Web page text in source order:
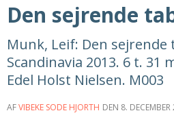
indhold
1.5:
Privatlivspolitik
Vedtægter
2.0:
Nyheder
3.0:
Kalender
4.0:
Kristeligt
Lydbibliotek
Den sejrende
Munk, Leif: Den sejrende
Scandinavia 2013. 6 t. 31
Edel Holst Nielsen. M003
AFVIBEKE SODE HJORTH DEN 8.